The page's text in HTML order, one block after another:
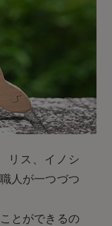
リス、イノシ
人が一つづつ
とができるの